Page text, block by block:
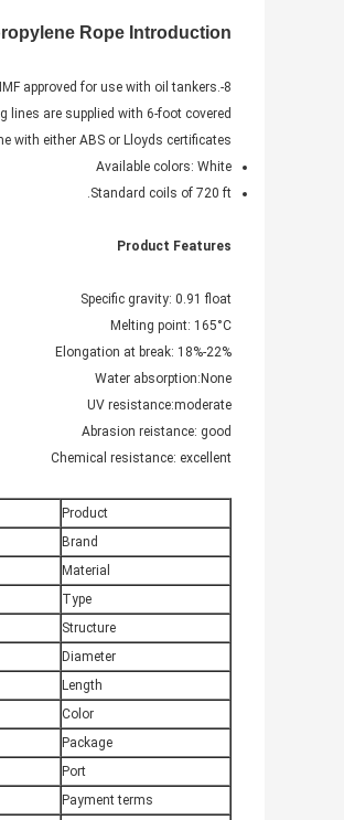
Rope Introduction:
approved for use with oil tankers.
are supplied with 6-foot covered
with either ABS or Lloyds certificates.
Available colors: White
Standard coils of 720 ft.
Product Features
Specific gravity: 0.91 float
Melting point: 165°C
Elongation at break: 18%-22%
Water absorption:None
UV resistance:moderate
Abrasion reistance: good
Chemical resistance: excellent
Product
Brand
Material
Type
Structure
Diameter
Length
Color
Package
Port
Payment terms